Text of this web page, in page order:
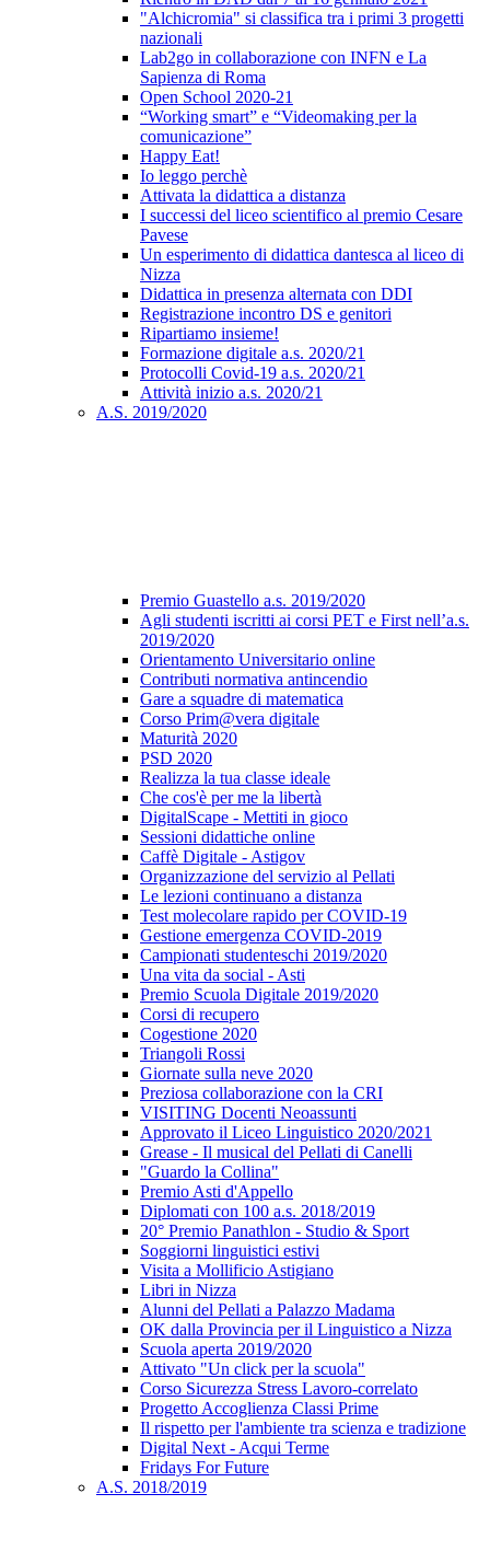
"Alchicromia" si classifica tra i primi 3 progetti
nazionali
Lab2go in collaborazione con INFN e La
Sapienza di Roma
Open School 2020-21
“Working smart” e “Videomaking per la
comunicazione”
Happy Eat!
Io leggo perchè
Attivata la didattica a distanza
I successi del liceo scientifico al premio Cesare
Pavese
Un esperimento di didattica dantesca al liceo di
Nizza
Didattica in presenza alternata con DDI
Registrazione incontro DS e genitori
Ripartiamo insieme!
Formazione digitale a.s. 2020/21
Protocolli Covid-19 a.s. 2020/21
Attività inizio a.s. 2020/21
A.S. 2019/2020
Premio Guastello a.s. 2019/2020
Agli studenti iscritti ai corsi PET e First nell’a.s.
2019/2020
Orientamento Universitario online
Contributi normativa antincendio
Gare a squadre di matematica
Corso Prim@vera digitale
Maturità 2020
PSD 2020
Realizza la tua classe ideale
Che cos'è per me la libertà
DigitalScape - Mettiti in gioco
Sessioni didattiche online
Caffè Digitale - Astigov
Organizzazione del servizio al Pellati
Le lezioni continuano a distanza
Test molecolare rapido per COVID-19
Gestione emergenza COVID-2019
Campionati studenteschi 2019/2020
Una vita da social - Asti
Premio Scuola Digitale 2019/2020
Corsi di recupero
Cogestione 2020
Triangoli Rossi
Giornate sulla neve 2020
Preziosa collaborazione con la CRI
VISITING Docenti Neoassunti
Approvato il Liceo Linguistico 2020/2021
Grease - Il musical del Pellati di Canelli
"Guardo la Collina"
Premio Asti d'Appello
Diplomati con 100 a.s. 2018/2019
20° Premio Panathlon - Studio & Sport
Soggiorni linguistici estivi
Visita a Mollificio Astigiano
Libri in Nizza
Alunni del Pellati a Palazzo Madama
OK dalla Provincia per il Linguistico a Nizza
Scuola aperta 2019/2020
Attivato "Un click per la scuola"
Corso Sicurezza Stress Lavoro-correlato
Progetto Accoglienza Classi Prime
Il rispetto per l'ambiente tra scienza e tradizione
Digital Next - Acqui Terme
Fridays For Future
A.S. 2018/2019